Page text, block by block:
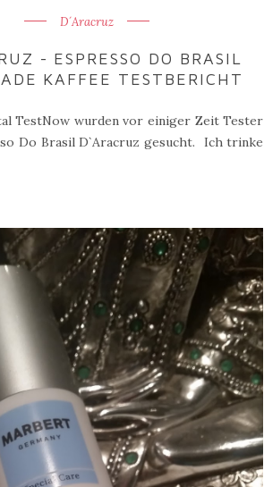
D´Aracruz
- ESPRESSO DO BRASIL
KAFFEE TESTBERICHT
TestNow wurden vor einiger Zeit Tester
Do Brasil D`Aracruz gesucht. Ich trinke